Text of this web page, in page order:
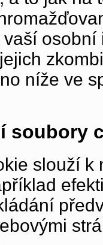
níže ve
soubory
slouží k